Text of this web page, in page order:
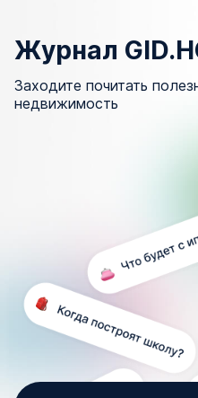
Журнал
Заходите почитать
недвижимость